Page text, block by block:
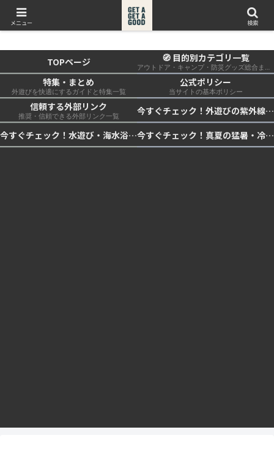
get a get a good
TOPページ 🧭 目的別カテゴリ一覧
アウトドア・キャンプ・防災グッズ総合まとめ
特集・まとめ
外遊びを快適にするガイドと特集一覧
公式ポリシー
当サイトの基本ポリシー
信頼する外部リンク
推奨・信頼できる外部リンク一覧
今すぐチェック！外遊びの紫外線対策・日差し快適化計画｜帽子・日傘・ウェア・日焼け止めを総まとめ☀️🏕️👓
今すぐチェック！水遊び・海水浴の快適化計画｜浮き輪・服装・日陰・安全対策を総まとめ🏖️🌊✨
今すぐチェック！真夏の猛暑・冷却・保冷快適化計画｜外遊び・キャンプ・車中泊の暑さ対策を総まとめ☀️🧊🏕️
メニュー 検索